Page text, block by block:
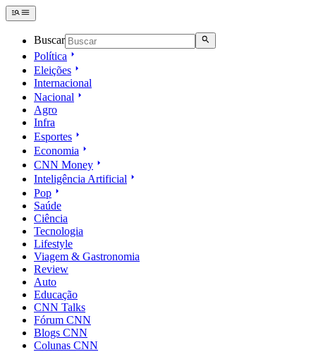
Buscar
Política
Eleições
Internacional
Nacional
Agro
Infra
Esportes
Economia
CNN Money
Inteligência Artificial
Pop
Saúde
Ciência
Tecnologia
Lifestyle
Viagem & Gastronomia
Review
Auto
Educação
CNN Talks
Fórum CNN
Blogs CNN
Colunas CNN